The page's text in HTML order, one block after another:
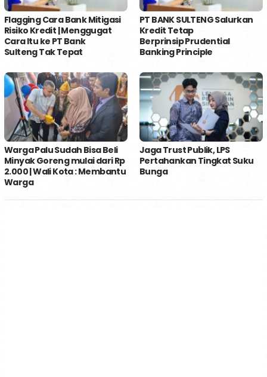
Flagging Cara Bank Mitigasi
Risiko Kredit | Menggugat
Cara Itu ke PT Bank
Sulteng Tak Tepat
PT BANK SULTENG Salurkan
Kredit Tetap
Berprinsip Prudential
Banking Principle
Warga Palu Sudah Bisa Beli
Minyak Goreng mulai dari Rp
2.000 | Wali Kota : Membantu
Warga
Jaga Trust Publik, LPS
Pertahankan Tingkat Suku
Bunga